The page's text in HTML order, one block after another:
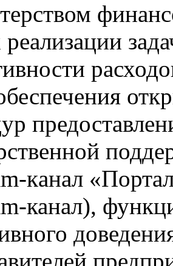
реализации
кaнaл
канал),